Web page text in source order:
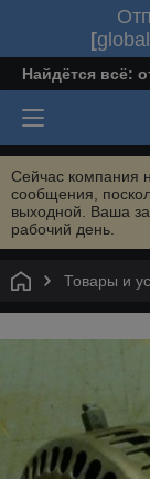
[
Найдётся всё:
Сейчас компания
сообщения,
выходной. Ваша
рабочий день.
Товары и